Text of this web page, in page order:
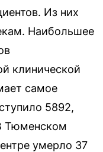
Из них
Наибольшее
клинической
самое
5892,
Тюменском
умерло 37